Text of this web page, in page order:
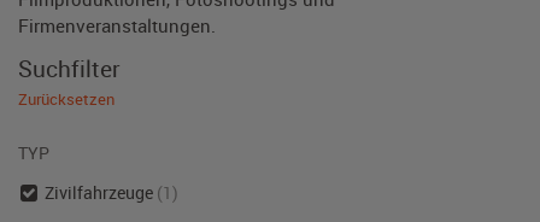
Firmenveranstaltungen.
Suchfilter
Zurücksetzen
TYP
Zivilfahrzeuge (1)